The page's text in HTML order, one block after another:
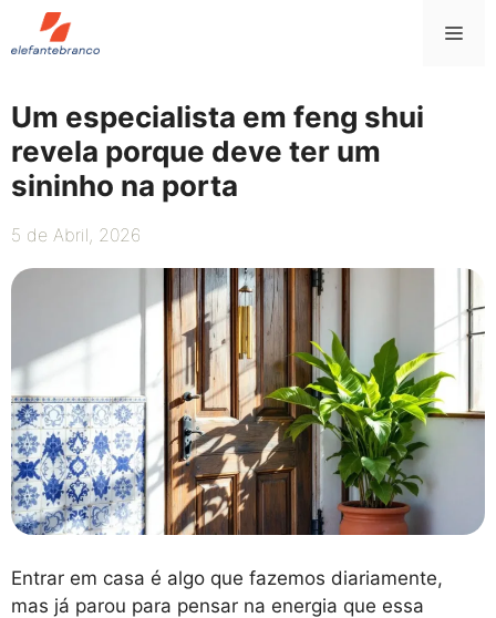
Saltar
para
Um especialista em feng shui
revela porque deve ter um
sininho na porta
5 de Abril, 2026
Entrar em casa é algo que fazemos diariamente,
mas já parou para pensar na energia que essa